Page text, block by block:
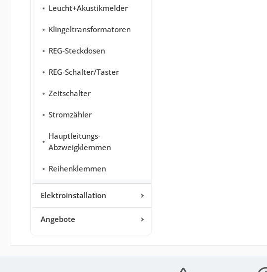
Leucht+Akustikmelder
Klingeltransformatoren
REG-Steckdosen
REG-Schalter/Taster
Zeitschalter
Stromzähler
Hauptleitungs-
Abzweigklemmen
Reihenklemmen
Elektroinstallation
Angebote